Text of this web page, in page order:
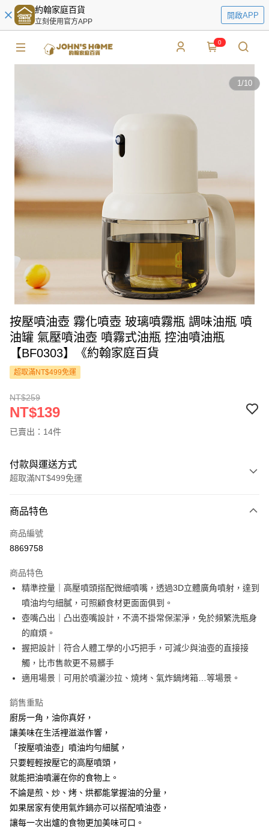
約翰家庭百貨
立刻使用官方APP
開啟APP
0
1/10
按壓噴油壺 霧化噴壺 玻璃噴霧瓶 調味油瓶 噴
油罐 氣壓噴油壺 噴霧式油瓶 控油噴油瓶
【BF0303】《約翰家庭百貨
超取滿NT$499免運
NT$259
NT$139
已賣出：14件
付款與運送方式
超取滿NT$499免運
信用卡一次付款
超商取貨付款
Apple Pay
街口支付
悠遊付
AFTEE先享後付
相關說明
【關於「AFTEE先享後付」】
便利好安心！
１．簡單：不需註冊會員、不需綁卡、不需儲值。
２．便利：只要手機號碼，簡訊認證，即可結帳。
３．安心：先確認商品／服務後，再付款。
１．於結帳方式選擇「AFTEE先享後付」後，將跳轉至「AFTEE先享後付」
結帳頁面，進行簡訊認證並確認金額後，即可完成結帳。
２．訂單成立數日內，您將收到繳費通知簡訊。
３．收到繳費通知簡訊後14天內，點擊此簡訊中的連結，可透過四大超商／
ATM／網路銀行／等多元方式進行付款，方視為交易完成。
※ 請注意：結帳手續完成當下不需立刻繳費，但若您需要取消訂單，請聯絡
運送方式
全家取貨付款
每筆NT$60，滿NT$499(含以上)免運費
7-11取貨付款
每筆NT$60，滿NT$499(含以上)免運費
7-11取貨(快速到店)
商品特色
商品編號
8869758
商品特色
精準控量｜高壓噴頭搭配微細噴嘴，透過3D立體廣角噴射，達到
噴油均勻細膩，可照顧食材更面面俱到。
壺嘴凸出｜凸出壺嘴設計，不滴不掛常保潔淨，免於頻繁洗瓶身
的麻煩。
握把設計｜符合人體工學的小巧把手，可減少與油壺的直接接
觸，比市售款更不易髒手
適用場景｜可用於噴灑沙拉、燒烤、氣炸鍋烤箱…等場景。
銷售重點
廚房一角，油你真好，
讓美味在生活裡滋滋作響，
「按壓噴油壺」噴油均勻細膩，
只要輕輕按壓它的高壓噴頭，
就能把油噴灑在你的食物上。
不論是煎、炒、烤、烘都能掌握油的分量，
如果居家有使用氣炸鍋亦可以搭配噴油壺，
讓每一次出爐的食物更加美味可口。